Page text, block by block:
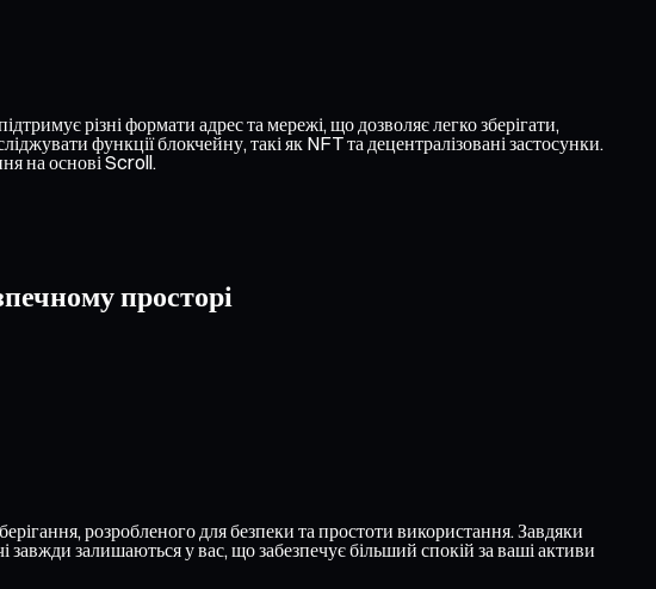
різні формати адрес та мережі, що дозволяє легко зберігати,
функції блокчейну, такі як NFT та децентралізовані застосунки.
на основі Scroll.
просторі
розробленого для безпеки та простоти використання. Завдяки
залишаються у вас, що забезпечує більший спокій за ваші активи